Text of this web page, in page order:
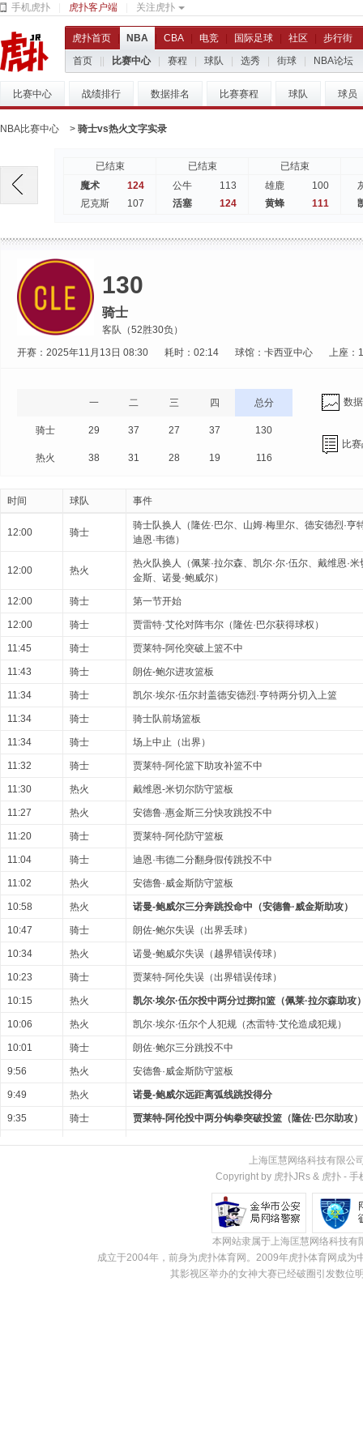
手机虎扑 虎扑客户端 关注虎扑
虎扑首页 NBA CBA 电竞 国际足球 社区
步行街
首页
比赛中心 赛程 球队 选秀 街球 NBA论坛
比赛中心 战绩排行 数据排名 比赛赛程 球队 球员
NBA比赛中心 > 骑士vs热火文字实录
已结束
魔术
124
尼克斯
107
已结束
公牛
113
活塞
124
已结束
雄鹿
100
黄蜂
111
130
骑士
客队（52胜30负）
开赛：2025年11月13日 08:30
耗时：02:14 球馆：卡西亚中心 上座：
一 二 三 四 总分
骑士 29 37 27 37 130
热火 38 31 28 19 116
数
比
时间 球队 事件
12:00 骑士
骑士队换人（隆佐·巴尔、山姆·梅里尔、德安德烈·亨
迪恩·韦德）
12:00 热火
热火队换人（佩莱·拉尔森、凯尔·尔·伍尔、戴维恩·
金斯、诺曼·鲍威尔）
12:00 骑士 第一节开始
12:00 骑士 贾雷特·艾伦对阵韦尔（隆佐·巴尔获得球权）
11:45 骑士 贾莱特-阿伦突破上篮不中
11:43 骑士 朗佐-鲍尔进攻篮板
11:34 骑士 凯尔·埃尔·伍尔封盖德安德烈·亨特两分切入上篮
11:34 骑士 骑士队前场篮板
11:34 骑士 场上中止（出界）
11:32 骑士 贾莱特-阿伦篮下助攻补篮不中
11:30 热火 戴维恩-米切尔防守篮板
11:27 热火 安德鲁·惠金斯三分快攻跳投不中
11:20 骑士 贾莱特-阿伦防守篮板
11:04 骑士 迪恩·韦德二分翻身假传跳投不中
11:02 热火 安德鲁·威金斯防守篮板
10:58 热火 诺曼-鲍威尔三分奔跳投命中（安德鲁·威金斯助攻）
10:47 骑士 朗佐-鲍尔失误（出界丢球）
10:34 热火 诺曼-鲍威尔失误（越界错误传球）
10:23 骑士 贾莱特-阿伦失误（出界错误传球）
10:15 热火 凯尔·埃尔·伍尔投中两分过掷扣篮（佩莱·拉尔森助攻
10:06 热火 凯尔·埃尔·伍尔个人犯规（杰雷特·艾伦造成犯规）
10:01 骑士 朗佐·鲍尔三分跳投不中
9:56 热火 安德鲁·威金斯防守篮板
9:49 热火 诺曼-鲍威尔远距离弧线跳投得分
9:35 骑士 贾莱特-阿伦投中两分钩拳突破投篮（隆佐·巴尔助攻）
凯尔·埃尔·伍尔投中三分跳投（戴维恩·米切尔助攻）
朗佐·鲍尔三分命中（迪恩·韦德助攻）
安东尼·布莱克失误（迈尔斯·麦克布莱德抢断）
上海匡慧网络科技有限公
Copyright by 虎扑JRs & 虎扑 - 手
本网站隶属于上海匡慧网络科技
成立于2004年，前身为虎扑体育网。2009年虎扑体育网成
其影视区举办的女神大赛已经破圈引发数位